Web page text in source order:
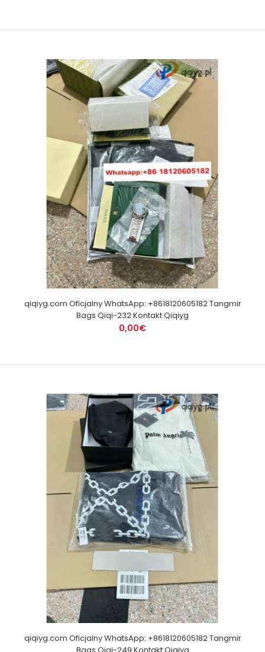
qiqiyg.com Oficjalny WhatsApp: +8618120605182 Tangmir
Bags Qiqi-232 Kontakt Qiqiyg
0,00€
qiqiyg.com Oficjalny WhatsApp: +8618120605182 Tangmir